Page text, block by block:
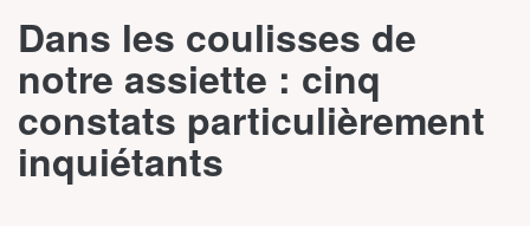
Dans les coulisses de
notre assiette : cinq
constats particulièrement
inquiétants